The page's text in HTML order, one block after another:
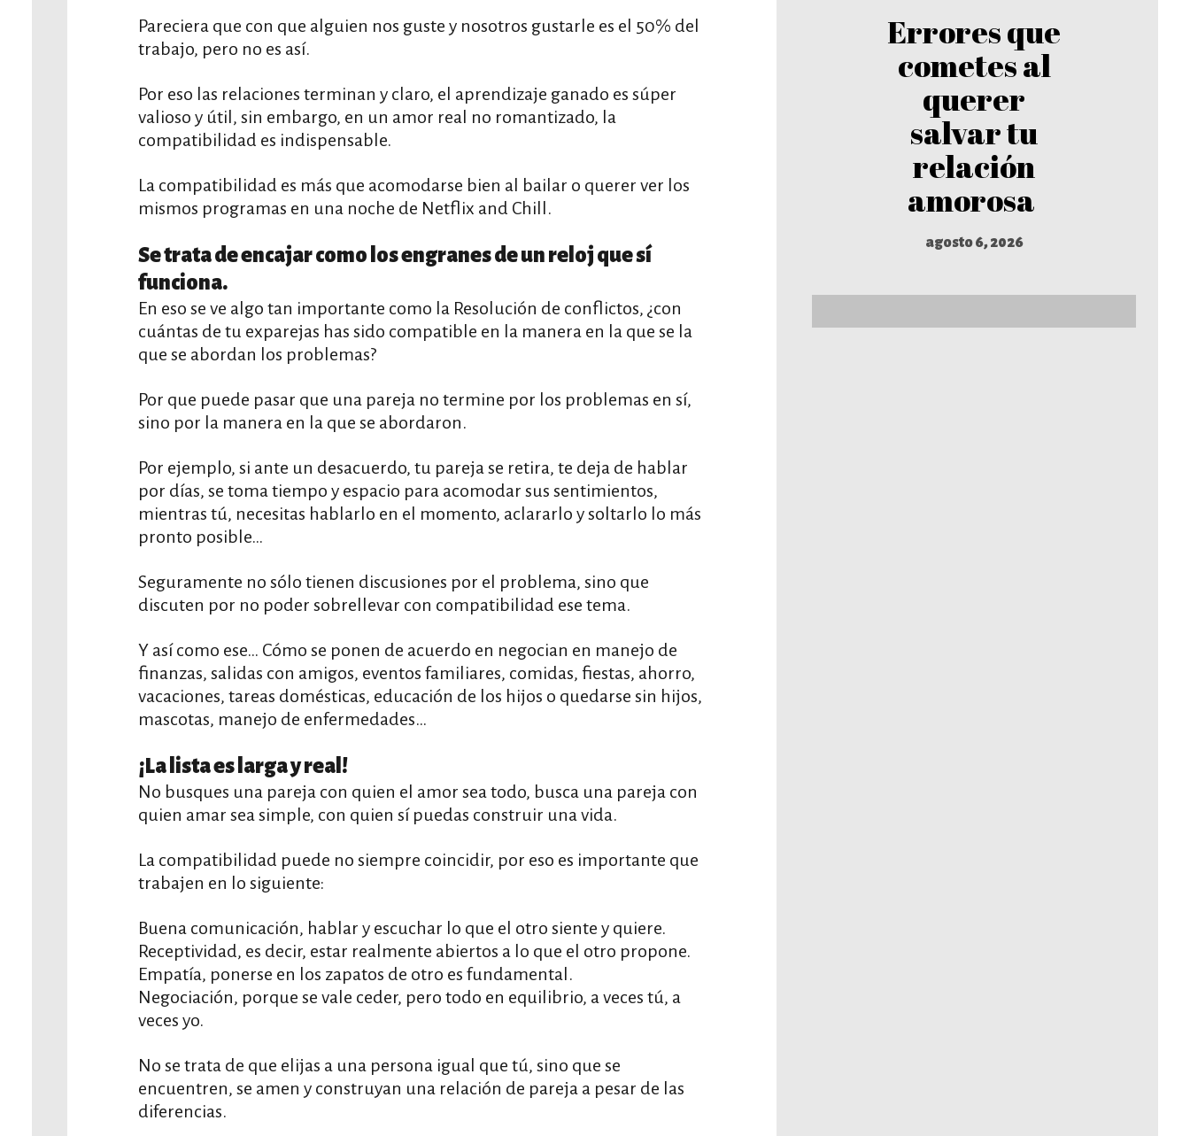
Errores que
cometes al
querer
salvar tu
relación
amorosa
agosto 6, 2026
Pareciera que con que alguien nos guste y nosotros gustarle es el 50% del
trabajo, pero no es así.
Por eso las relaciones terminan y claro, el aprendizaje ganado es súper
valioso y útil, sin embargo, en un amor real no romantizado, la
compatibilidad es indispensable.
La compatibilidad es más que acomodarse bien al bailar o querer ver los
mismos programas en una noche de Netflix and Chill.
Se trata de encajar como los engranes de un reloj que sí
funciona.
En eso se ve algo tan importante como la Resolución de conflictos, ¿con
cuántas de tu exparejas has sido compatible en la manera en la que se la
que se abordan los problemas?
Por que puede pasar que una pareja no termine por los problemas en sí,
sino por la manera en la que se abordaron.
Por ejemplo, si ante un desacuerdo, tu pareja se retira, te deja de hablar
por días, se toma tiempo y espacio para acomodar sus sentimientos,
mientras tú, necesitas hablarlo en el momento, aclararlo y soltarlo lo más
pronto posible…
Seguramente no sólo tienen discusiones por el problema, sino que
discuten por no poder sobrellevar con compatibilidad ese tema.
Y así como ese… Cómo se ponen de acuerdo en negocian en manejo de
finanzas, salidas con amigos, eventos familiares, comidas, fiestas, ahorro,
vacaciones, tareas domésticas, educación de los hijos o quedarse sin hijos,
mascotas, manejo de enfermedades…
¡La lista es larga y real!
No busques una pareja con quien el amor sea todo, busca una pareja con
quien amar sea simple, con quien sí puedas construir una vida.
La compatibilidad puede no siempre coincidir, por eso es importante que
trabajen en lo siguiente:
Buena comunicación, hablar y escuchar lo que el otro siente y quiere.
Receptividad, es decir, estar realmente abiertos a lo que el otro propone.
Empatía, ponerse en los zapatos de otro es fundamental.
Negociación, porque se vale ceder, pero todo en equilibrio, a veces tú, a
veces yo.
No se trata de que elijas a una persona igual que tú, sino que se
encuentren, se amen y construyan una relación de pareja a pesar de las
diferencias.